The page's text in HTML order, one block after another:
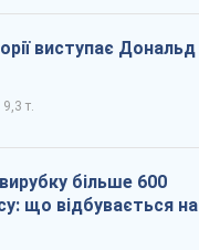
виступає Дональд
9,3 т.
більше 600
що відбувається на